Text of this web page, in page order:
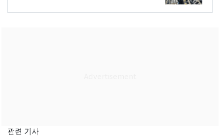
관련 기사